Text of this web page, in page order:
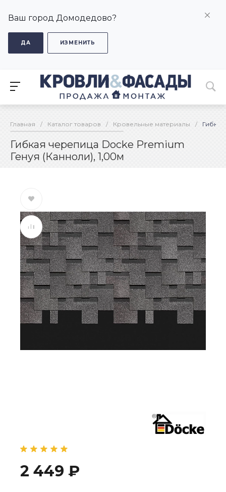
Ваш город Домодедово?
ДА ИЗМЕНИТЬ
Главная / Каталог товаров / Кровельные материалы /
Гибкая черепица Docke Premium
Генуя (Канноли), 1,00м
2 449 ₽